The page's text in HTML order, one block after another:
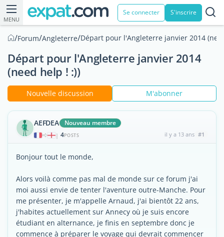
MENU
Se connecter S'inscrire
/Forum/Angleterre/Départ pour l'Angleterre janvier 2014
Départ pour l'Angleterre janvier 2014
(need help ! :))
Nouvelle discussion M'abonner
AEFDEA Nouveau membre
| 4POSTS il y a 13 ans #1
Bonjour tout le monde,
Alors voilà comme pas mal de monde sur ce forum j'ai
moi aussi envie de tenter l'aventure outre-Manche. Pour
me présenter, je m'appelle Arnaud, j'ai bientôt 22 ans,
j'habites actuellement sur Annecy où je suis encore
étudiant en alternance, je finis en septembre donc je
commence à préparer le voyage qui devrait commencer